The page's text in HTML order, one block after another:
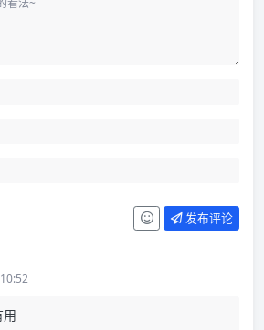
发布评论